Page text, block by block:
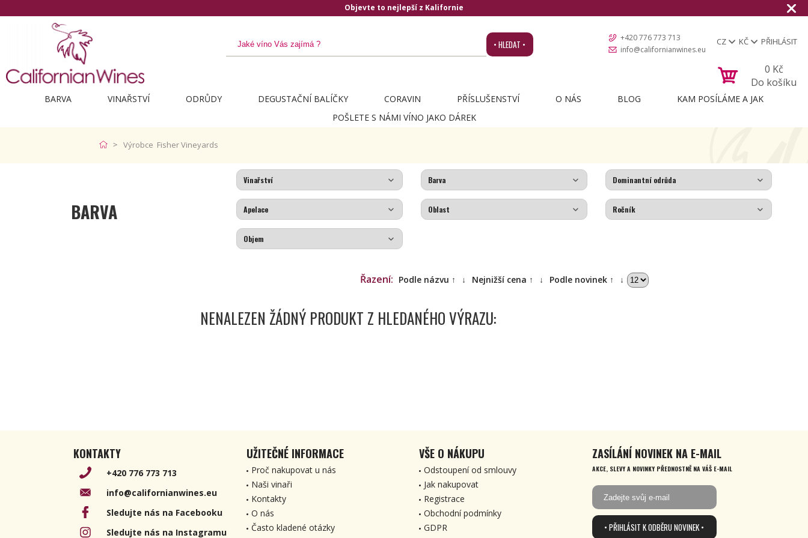
Objevte to nejlepší z Kalifornie
• HLEDAT •
+420 776 773 713
info@californianwines.eu
CZ KČ PŘIHLÁSIT
0 Kč
Do košíku
BARVA VINAŘSTVÍ ODRŮDY DEGUSTAČNÍ BALÍČKY CORAVIN PŘÍSLUŠENSTVÍ O NÁS BLOG
KAM POSÍLÁME A JAK
POŠLETE S NÁMI VÍNO JAKO DÁREK
Výrobce Fisher Vineyards
BARVA
Řazení: Podle názvu ↑ ↓ Nejnižší cena ↑ ↓ Podle novinek ↑ ↓
NENALEZEN ŽÁDNÝ PRODUKT Z HLEDANÉHO VÝRAZU:
KONTAKTY
+420 776 773 713
info@californianwines.eu
Sledujte nás na Facebooku
Sledujte nás na Instagramu
UŽITEČNÉ INFORMACE
Proč nakupovat u nás
Naši vinaři
Kontakty
O nás
Často kladené otázky
VŠE O NÁKUPU
Odstoupení od smlouvy
Jak nakupovat
Registrace
Obchodní podmínky
GDPR
ZASÍLÁNÍ NOVINEK NA E-MAIL
AKCE, SLEVY A NOVINKY PŘEDNOSTNĚ NA VÁŠ E-MAIL
• PŘIHLÁSIT K ODBĚRU NOVINEK •